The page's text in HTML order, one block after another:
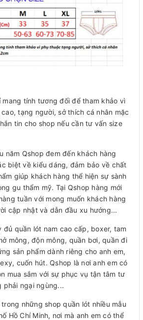
mang tính tương đối để tham khảo vì
tạng người, sở thích cá nhân mặc
tin cho shop nếu cần tư vấn size
năm Qshop đem đến khách hàng
biệt về kiểu dáng, đảm bảo về chất
giúp khách hàng thể hiện sự sành
gu thẩm mỹ. Tại Qshop hàng mới
tuần với mong muốn khách hàng
cập nhật và dẫn đầu xu hướng...
đủ quần lót nam cao cấp, boxer, tam
mông, độn mông, quần bơi, quần đi
sản phẩm dành riêng cho anh em,
cuốn hút. Qshop là nơi anh em có
mua sắm với sự phục vụ tận tâm tư
phải ngại ngùng...
những shop quần lót nhiều mẫu
Hồ Chí Minh, nơi mà anh em có thể